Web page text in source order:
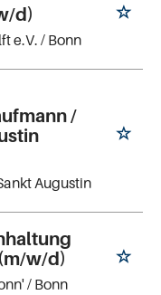
d)
e.V. / Bonn
/
Augustin
w/d)
/ Bonn